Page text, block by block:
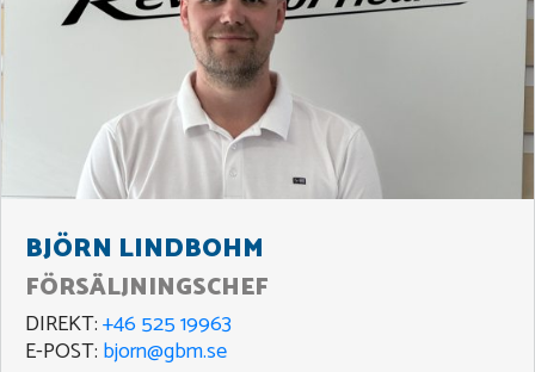
BJÖRN LINDBOHM
FÖRSÄLJNINGSCHEF
DIREKT:+46 525 19963
E-POST: bjorn@gbm.se